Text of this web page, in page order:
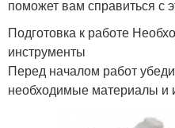
поможет вам справиться с
Подготовка к работе
инструменты
Перед началом работ
необходимые материалы и